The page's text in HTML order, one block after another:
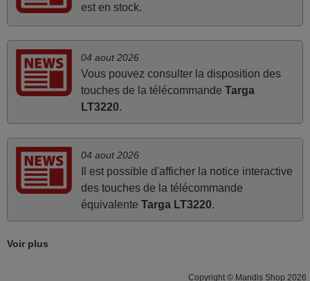
Parfait.. je recommande..!
Ravie de voir que ma commande effectuée a 13h30est
deja traitée et expédiée Je vous en remercie d’avance et
attend la réception Encore merci
est en stock.
04 aout 2026
Vous pouvez consulter la disposition des
touches de la télécommande Targa
LT3220.
04 aout 2026
Il est possible d'afficher la notice interactive
des touches de la télécommande
équivalente Targa LT3220.
Voir plus
Copyright © Mandis Shop 2026